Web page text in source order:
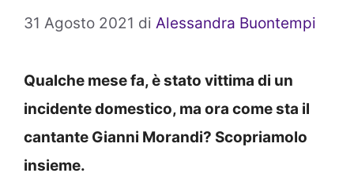
31 Agosto 2021 di Alessandra Buontempi
Qualche mese fa, è stato vittima di un
incidente domestico, ma ora come sta il
cantante Gianni Morandi? Scopriamolo
insieme.